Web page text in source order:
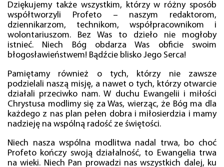
Dziękujemy także wszystkim, którzy w różny sposób
współtworzyli Profeto – naszym redaktorom,
dziennikarzom, technikom, współpracownikom i
wolontariuszom. Bez Was to dzieło nie mogłoby
istnieć. Niech Bóg obdarza Was obficie swoim
błogosławieństwem! Bądźcie blisko Jego Serca!
Pamiętamy również o tych, którzy nie zawsze
podzielali naszą misję, a nawet o tych, którzy otwarcie
działali przeciwko nam. W duchu Ewangelii i miłości
Chrystusa modlimy się za Was, wierząc, że Bóg ma dla
każdego z nas plan pełen dobra i miłosierdzia i mamy
nadzieję na wspólną radość ze świętości.
Niech nasza wspólna modlitwa nadal trwa, bo choć
Profeto kończy swoją działalność, to Ewangelia trwa
na wieki. Niech Pan prowadzi nas wszystkich dalej, ku